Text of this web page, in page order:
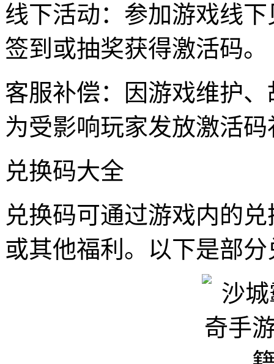
线下活动：参加游戏线
签到或抽奖获得激活码。
客服补偿：因游戏维护
为受影响玩家发放激活
兑换码大全
兑换码可通过游戏内的
或其他福利。以下是部